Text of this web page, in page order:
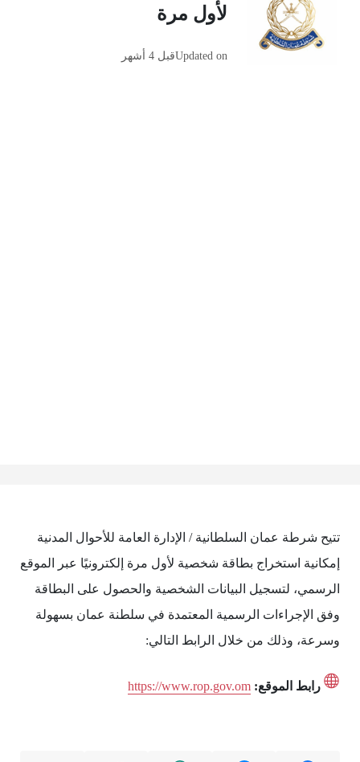
لأول مرة
Updated onقبل 4 أشهر
تتيح شرطة عمان السلطانية / الإدارة العامة للأحوال المدنية
إمكانية استخراج بطاقة شخصية لأول مرة إلكترونيًا عبر الموقع
الرسمي، لتسجيل البيانات الشخصية والحصول على البطاقة
وفق الإجراءات الرسمية المعتمدة في سلطنة عمان بسهولة
وسرعة، وذلك من خلال الرابط التالي:
رابط الموقع: https://www.rop.gov.om